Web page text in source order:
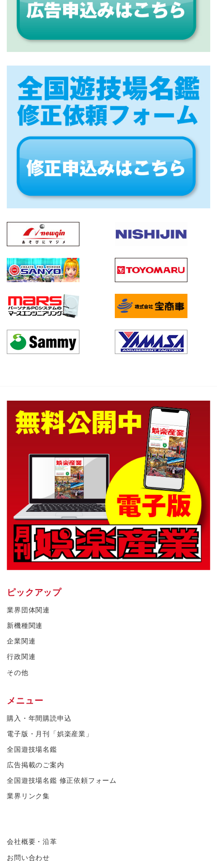
ピックアップ
業界団体関連
新機種関連
企業関連
行政関連
その他
メニュー
購入・年間購読申込
電子版・月刊「娯楽産業」
全国遊技場名鑑
広告掲載のご案内
全国遊技場名鑑 修正依頼フォーム
業界リンク集
会社概要・沿革
お問い合わせ